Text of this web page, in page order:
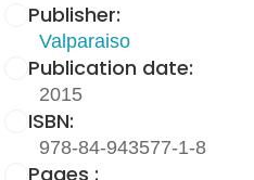
Publisher:
Valparaiso
Publication date:
2015
ISBN:
978-84-943577-1-8
Pages :